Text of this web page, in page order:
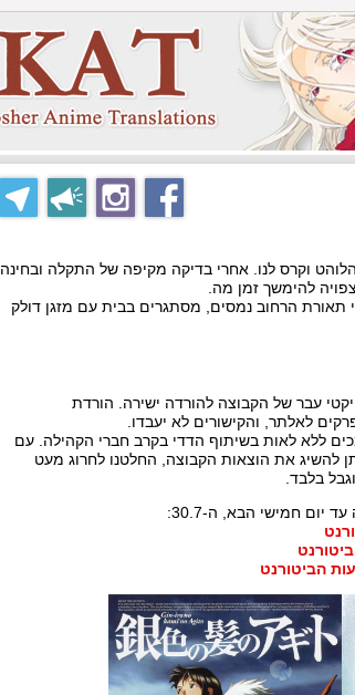
וקרס לנו. אחרי בדיקה מקיפה של התקלה ובחינה
להימשך זמן מה.
תאורת הרחוב נמסים, מסתגרים בבית עם מזגן דולק
עבר של הקבוצה להורדה ישירה. הורדת
לאלתר, והקישורים לא יעבדו.
ללא לאות בשיתוף הדדי בקרב חברי הקהילה. עם
להשיג את הוצאות הקבוצה, החלטנו לחרוג מעט
בלבד.
יום חמישי הבא, ה-30.7:
הביטורנט